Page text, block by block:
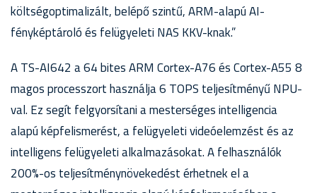
költségoptimalizált, belépő szintű, ARM-alapú AI-
fényképtároló és felügyeleti NAS KKV-knak.”
A TS-AI642 a 64 bites ARM Cortex-A76 és Cortex-A55 8
magos processzort használja 6 TOPS teljesítményű NPU-
val. Ez segít felgyorsítani a mesterséges intelligencia
alapú képfelismerést, a felügyeleti videóelemzést és az
intelligens felügyeleti alkalmazásokat. A felhasználók
200%-os teljesítménynövekedést érhetnek el a